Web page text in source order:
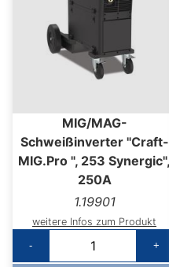
MIG/MAG-
Schweißinverter "Craft-
MIG.Pro ", 253 Synergic",
250A
1.19901
weitere Infos zum Produkt
-
+